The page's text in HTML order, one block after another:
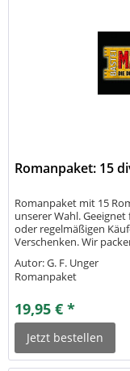
Romanpaket: 15
Romanpaket mit 15
unserer Wahl.
oder regelmäßigen
Verschenken. Wir
Autor: G. F. Unger
Romanpaket
19,95 € *
Jetzt bestellen